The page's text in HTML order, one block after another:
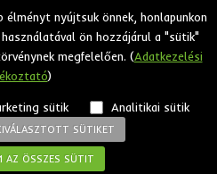
élményt nyújtsuk önnek, honlapunkon
ön hozzájárul a "sütik"
megfelelően. (Adatkezelési
)
sütik Analitikai sütik
SÜTIKET
AZ ÖSSZES SÜTIT
és Hitelközpont - Eladó,
kiadó, bérbeadó ingatlanok.